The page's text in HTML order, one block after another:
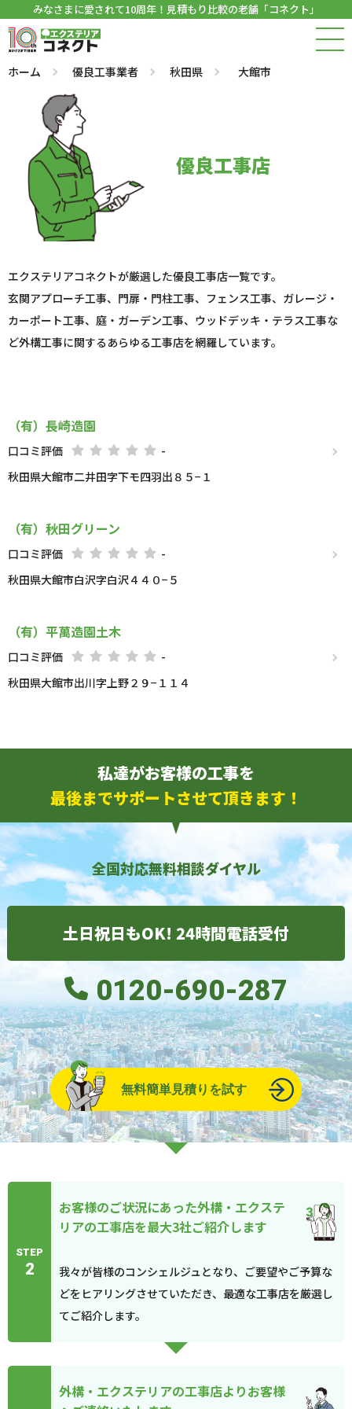
みなさまに愛されて10周年！見積もり比較の老舗「コネクト」
ホーム 優良工事業者 秋田県 大館市
優良工事店
エクステリアコネクトが厳選した優良工事店一覧です。
玄関アプローチ工事、門扉・門柱工事、フェンス工事、ガレージ・
カーポート工事、庭・ガーデン工事、ウッドデッキ・テラス工事な
ど外構工事に関するあらゆる工事店を網羅しています。
（有）長崎造園
口コミ評価
-
秋田県大館市二井田字下モ四羽出８５−１
（有）秋田グリーン
口コミ評価
-
秋田県大館市白沢字白沢４４０−５
（有）平萬造園土木
口コミ評価
-
秋田県大館市出川字上野２９−１１４
私達がお客様の工事を
最後までサポートさせて頂きます！
全国対応無料相談ダイヤル
土日祝日もOK! 24時間電話受付
0120-690-287
無料簡単見積りを試す
STEP
2
お客様のご状況にあった外構・エクステ
リアの工事店を最大3社ご紹介します
我々が皆様のコンシェルジュとなり、ご要望やご予算な
どをヒアリングさせていただき、最適な工事店を厳選し
てご紹介します。
外構・エクステリアの工事店よりお客様